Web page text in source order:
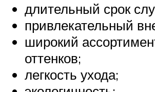
длительный срок
привлекательный
широкий
оттенков;
легкость ухода;